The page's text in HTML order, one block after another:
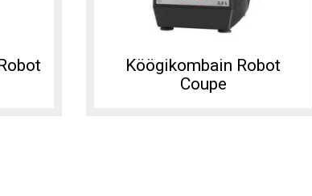
Köögikombain Robot
Coupe